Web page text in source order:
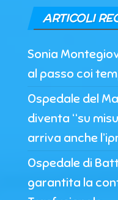
ARTICOLI
Sonia
al passo coi
Ospedale del
diventa “su
arriva anche
Ospedale di
garantita la